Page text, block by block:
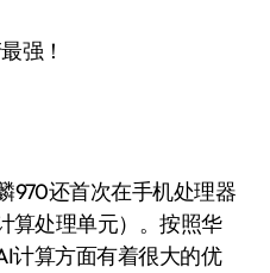
还首次在手机处理器
算处理单元）。按照华
计算方面有着很大的优